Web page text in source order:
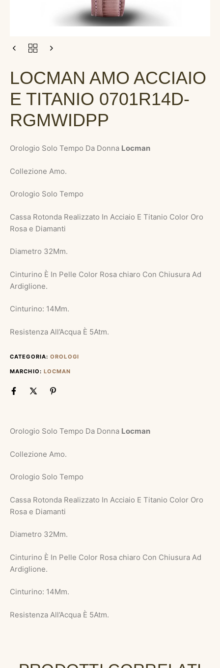
LOCMAN AMO ACCIAIO
E TITANIO 0701R14D-
RGMWIDPP
Orologio Solo Tempo Da Donna Locman
Collezione Amo.
Orologio Solo Tempo
Cassa Rotonda Realizzato In Acciaio E Titanio Color Oro
Rosa e Diamanti
Diametro 32Mm.
Cinturino È In Pelle Color Rosa chiaro Con Chiusura Ad
Ardiglione.
Cinturino: 14Mm.
Resistenza All’Acqua È 5Atm.
CATEGORIA:OROLOGI
MARCHIO: LOCMAN
Orologio Solo Tempo Da Donna Locman
Collezione Amo.
Orologio Solo Tempo
Cassa Rotonda Realizzato In Acciaio E Titanio Color Oro
Rosa e Diamanti
Diametro 32Mm.
Cinturino È In Pelle Color Rosa chiaro Con Chiusura Ad
Ardiglione.
Cinturino: 14Mm.
Resistenza All’Acqua È 5Atm.